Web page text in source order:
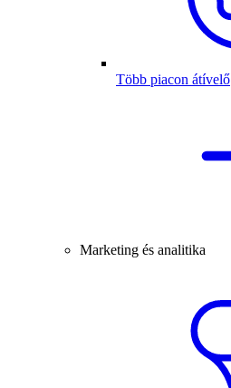
Több piacon átívelő
Marketing és analitika